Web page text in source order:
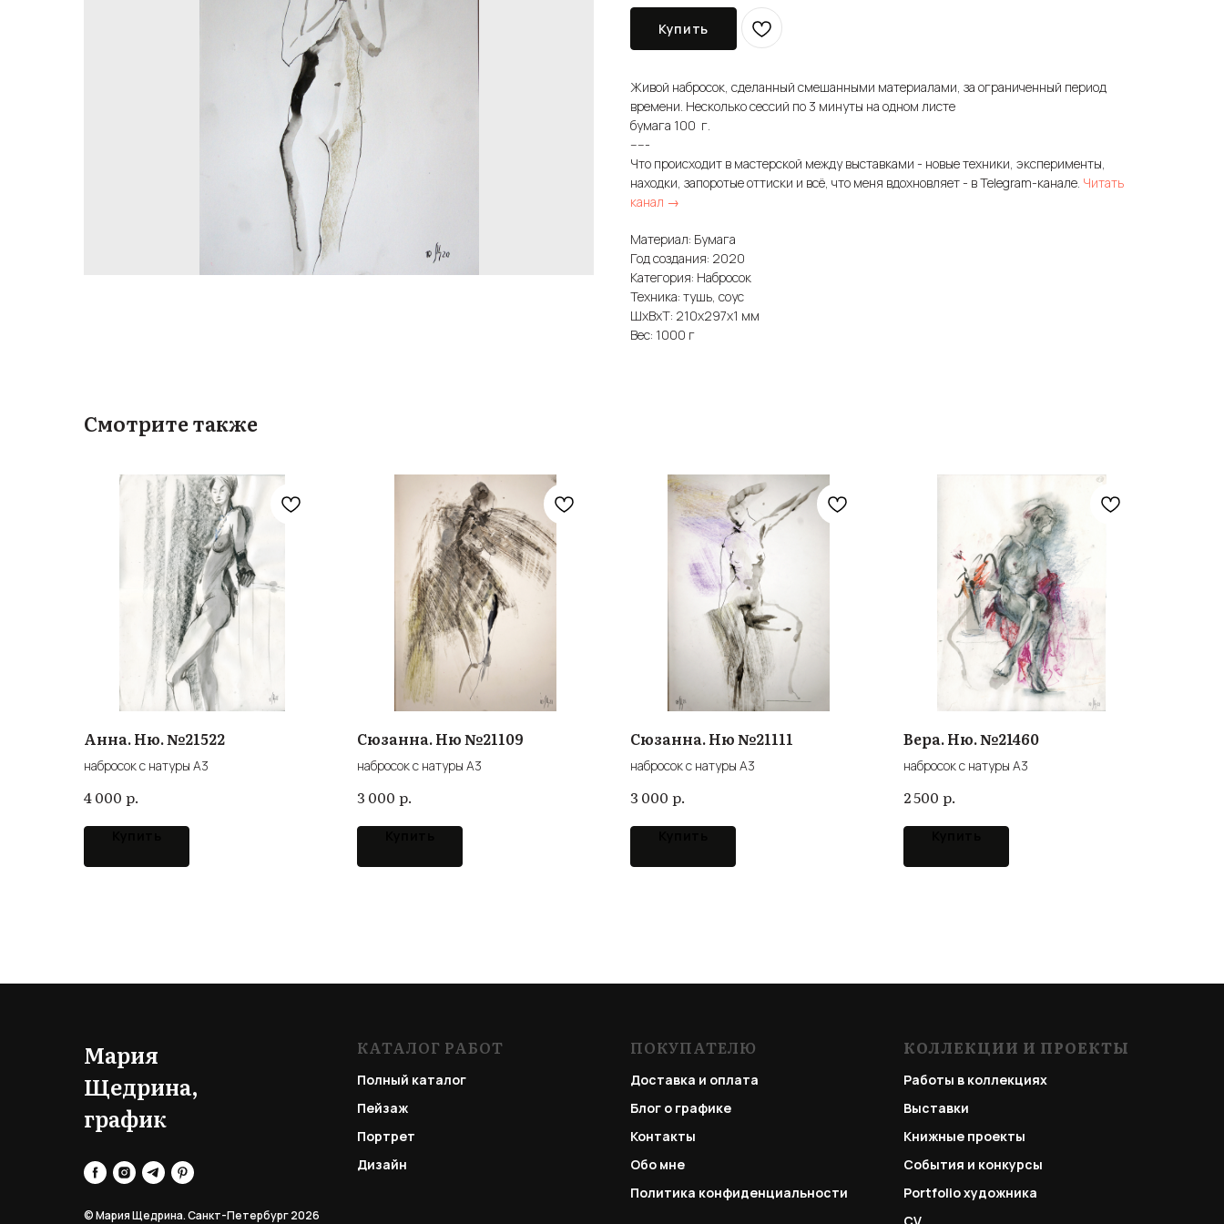
Купить
Живой набросок, сделанный смешанными материалами, за ограниченный период
времени. Несколько сессий по 3 минуты на одном листе
бумага 100 г.
-----
Что происходит в мастерской между выставками - новые техники, эксперименты,
находки, запоротые оттиски и всё, что меня вдохновляет - в Telegram-канале. Читать
канал →
Материал: Бумага
Год создания: 2020
Категория: Набросок
Техника: тушь, соус
ШxВxТ: 210x297x1 мм
Вес: 1000 г
Смотрите также
Анна. Ню. №21522
набросок с натуры А3
4 000 р.
Сюзанна. Ню №21109
набросок с натуры А3
3 000 р.
Сюзанна. Ню №21111
набросок с натуры А3
3 000 р.
Вера. Ню. №21460
набросок с натуры А3
2 500 р.
Мария
Щедрина,
график
© Мария Щедрина. Санкт-Петербург 2026
КАТАЛОГ РАБОТ
Полный каталог
Пейзаж
Портрет
Дизайн
ПОКУПАТЕЛЮ
Доставка и оплата
Блог о графике
Контакты
Обо мне
Политика конфиденциальности
КОЛЛЕКЦИИ И ПРОЕКТЫ
Работы в коллекциях
Выставки
Книжные проекты
События и конкурсы
Portfolioхудожника